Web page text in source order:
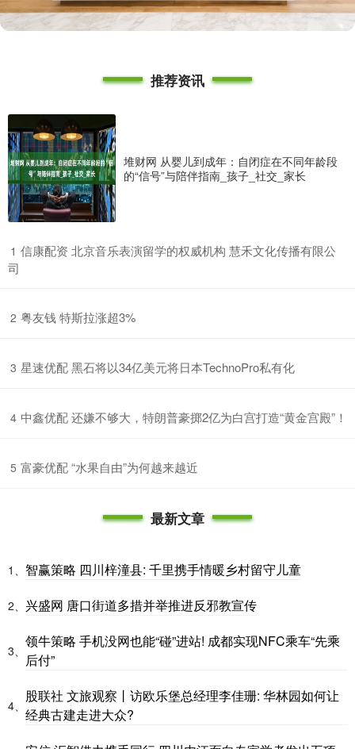
推荐资讯
堆财网 从婴儿到成年：自闭症在不同年龄段
的“信号”与陪伴指南_孩子_社交_家长
1 ​信康配资 北京音乐表演留学的权威机构 慧禾文化传播有限公
司
2 ​粤友钱 特斯拉涨超3%
3 ​星速优配 黑石将以34亿美元将日本TechnoPro私有化
4 ​中鑫优配 还嫌不够大，特朗普豪掷2亿为白宫打造“黄金宫殿”！
5 ​富豪优配 “水果自由”为何越来越近
最新文章
1、 智赢策略 四川梓潼县: 千里携手情暖乡村留守儿童
2、 兴盛网 唐口街道多措并举推进反邪教宣传
3、
领牛策略 手机没网也能“碰”进站! 成都实现NFC乘车“先乘
后付”
4、
股联社 文旅观察丨访欧乐堡总经理李佳珊: 华林园如何让
经典古建走进大众?